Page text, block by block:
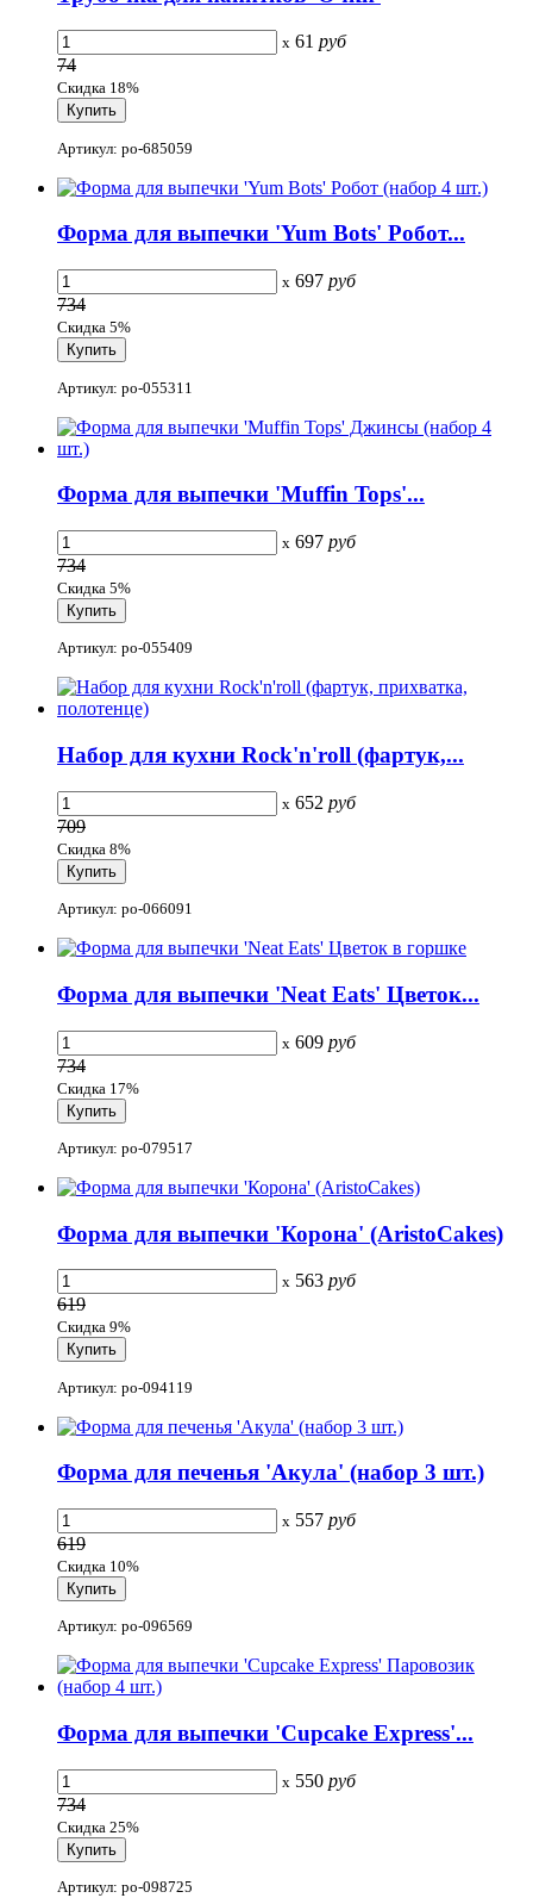
x 61 руб
74
Скидка 18%
Артикул: po-685059
Форма для выпечки 'Yum Bots' Робот...
x 697 руб
734
Скидка 5%
Артикул: po-055311
Форма для выпечки 'Muffin Tops'...
x 697 руб
734
Скидка 5%
Артикул: po-055409
Набор для кухни Rock'n'roll (фартук,...
x 652 руб
709
Скидка 8%
Артикул: po-066091
Форма для выпечки 'Neat Eats' Цветок...
x 609 руб
734
Скидка 17%
Артикул: po-079517
Форма для выпечки 'Корона' (AristoCakes)
x 563 руб
619
Скидка 9%
Артикул: po-094119
Форма для печенья 'Акула' (набор 3 шт.)
x 557 руб
619
Скидка 10%
Артикул: po-096569
Форма для выпечки 'Cupcake Express'...
x 550 руб
734
Скидка 25%
Артикул: po-098725